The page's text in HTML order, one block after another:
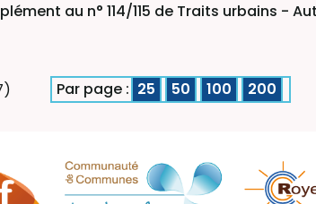
au n° 114/115 de Traits urbains -
Par page : 25 50 100 200